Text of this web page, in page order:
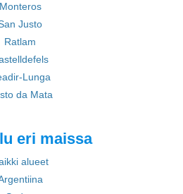
Monteros
Justo
Ratlam
Lunga
da Mata
eri maissa
alueet